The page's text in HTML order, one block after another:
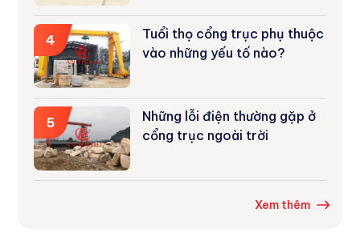
4
Tuổi thọ cổng trục phụ thuộc
vào những yếu tố nào?
5
Những lỗi điện thường gặp ở
cổng trục ngoài trời
Xem thêm